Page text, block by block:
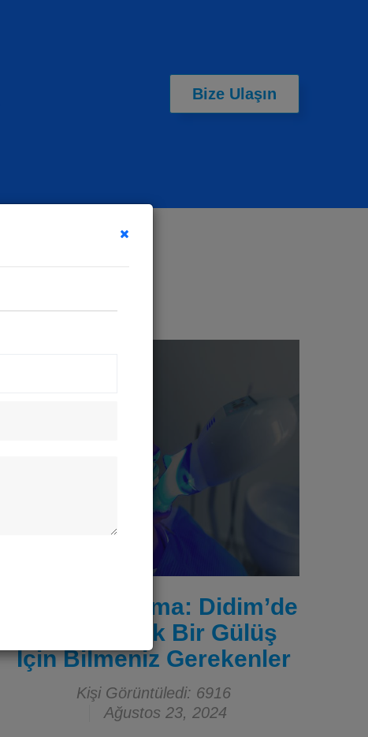
Bize Ulaşın
Diş Beyazlatma: Didim’de
Daha Parlak Bir Gülüş
İçin Bilmeniz Gerekenler
Kişi Görüntüledi: 6916
Ağustos 23, 2024